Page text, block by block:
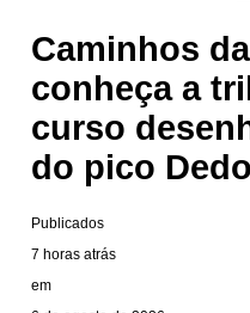
Caminhos
conheça a
curso
do pico
Publicados
7 horas atrás
em